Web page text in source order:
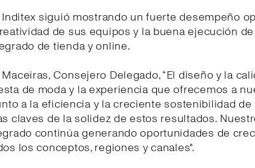
Inditex siguió mostrando un fuerte desempeño
de sus equipos y la buena ejecución
de tienda y online.
Consejero Delegado, “El diseño y la
de moda y la experiencia que ofrecemos a
a la eficiencia y la creciente sostenibilidad de
claves de la solidez de estos resultados.
continúa generando oportunidades de
los conceptos, regiones y canales".